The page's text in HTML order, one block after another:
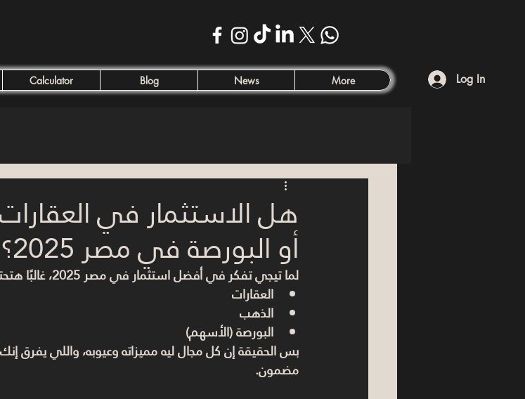
Calculator Blog News More Log In
هل الاستثمار في
أو البورصة في مصر 2025؟
لما تيجي تفكر في أفضل استثمار في مصر 2025
، غالبًا هتحتار
العقارات
الذهب
البورصة (الأسهم)
بس الحقيقة إن كل مجال ليه مميزاته وعيوبه، واللي يفرق إنك
مضمون.